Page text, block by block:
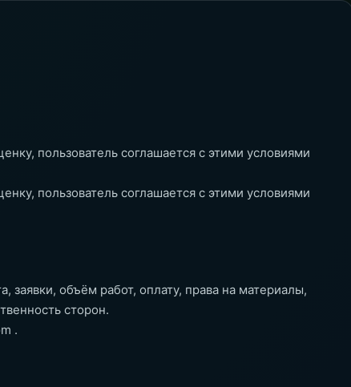
пользователь соглашается с этими условиями
пользователь соглашается с этими условиями
заявки, объём работ, оплату, права на материалы,
сторон.
.